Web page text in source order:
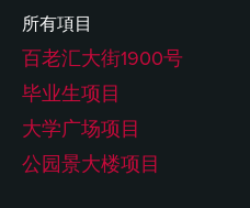
所有項目
百老汇大街1900号
毕业生项目
大学广场项目
公园景大楼项目